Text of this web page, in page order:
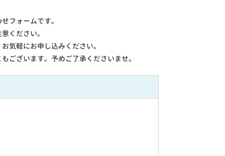
フォームです。
ください。
気軽にお申し込みください。
ございます。予めご了承くださいませ。